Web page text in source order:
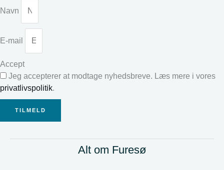
Navn
E-mail
Accept
Jeg accepterer at modtage nyhedsbreve. Læs mere i vores
privatlivspolitik.
TILMELD
Alt om Furesø